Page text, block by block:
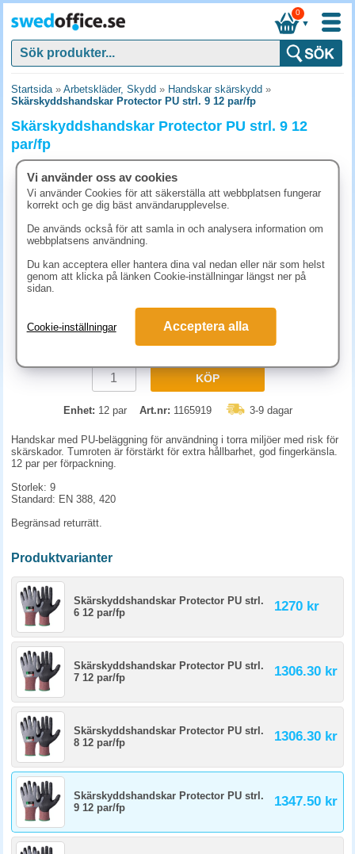
▼
0
Startsida» Arbetskläder, Skydd » Handskar skärskydd »
Skärskyddshandskar Protector PU strl. 9 12 par/fp
Skärskyddshandskar Protector PU strl. 9 12
par/fp
1347.50 kr (inkl. moms)
KÖP
Enhet: 12 par Art.nr: 1165919 3-9 dagar
Handskar med PU-beläggning för användning i torra miljöer med risk för
skärskador. Tumroten är förstärkt för extra hållbarhet, god fingerkänsla.
12 par per förpackning.
Storlek: 9
Standard: EN 388, 420
Begränsad returrätt.
Produktvarianter
Skärskyddshandskar Protector PU strl.
6 12 par/fp
1270 kr
Skärskyddshandskar Protector PU strl.
7 12 par/fp
1306.30 kr
Skärskyddshandskar Protector PU strl.
8 12 par/fp
1306.30 kr
Skärskyddshandskar Protector PU strl.
9 12 par/fp
1347.50 kr
Vi använder oss av cookies
Vi använder Cookies för att säkerställa att webbplatsen fungerar
korrekt och ge dig bäst användarupplevelse.
De används också för att samla in och analysera information om
webbplatsens användning.
Du kan acceptera eller hantera dina val nedan eller när som helst
genom att klicka på länken Cookie-inställningar längst ner på
sidan.
Cookie-inställningar Acceptera alla